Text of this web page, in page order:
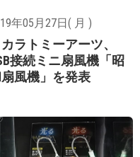
年05月27日( 月 )
ラトミーアーツ、
接続ミニ扇風機「昭
風機」を発表